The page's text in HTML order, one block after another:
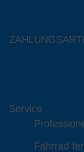
Service
Fahrrad